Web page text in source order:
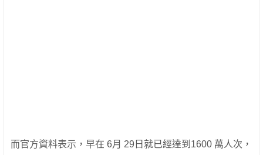
而官方資料表示，早在 6月 29日就已經達到1600 萬人次，